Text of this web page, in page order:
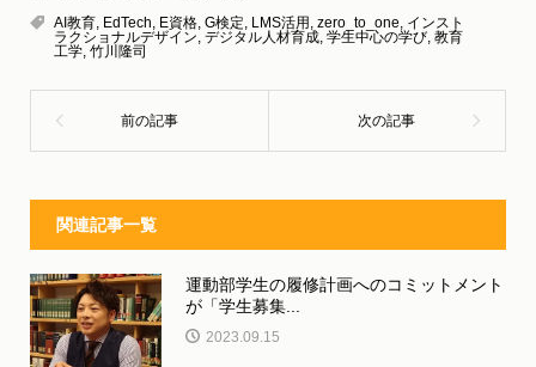
AI教育, EdTech, E資格, G検定, LMS活用 , zero_to_one, インスト
ラクショナルデザイン, デジタル人材育成, 学生中心の学び, 教育
工学, 竹川隆司
関連記事一覧
運動部学生の履修計画へのコミットメント
が「学生募集...
2023.09.15